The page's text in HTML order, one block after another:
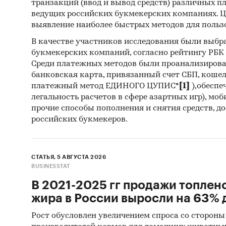
При
транзакций (ввод и вывод средств) различных
ведущих российских букмекерских компаниях.
выявление наиболее быстрых методов для
В качестве участников исследования были
букмекерских компаний, согласно рейтингу
Среди платежных методов были
банковская карта, привязанный счет СБП,
платежный метод ЕДИНОГО ЦУПИС* [1]
легальность расчетов в сфере азартных игр),
прочие способы пополнения и снятия средств,
российских букмекеров.
СТАТЬЯ, 5 АВГУСТА 2026
BUSINESSTAT
В 2021-2025 гг продажи
жира в России выросли на 63%
Рост обусловлен увеличением спроса со